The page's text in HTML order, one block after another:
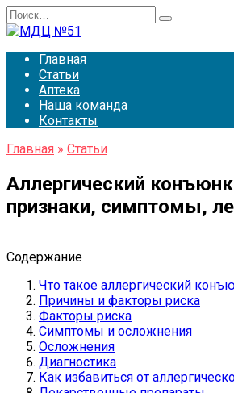
Перейти
к
Search
for:
Главная
Статьи
Аптека
Наша команда
Контакты
Главная » Статьи
Аллергический
признаки, симптомы,
Содержание
Что такое аллергический
Причины и факторы риска
Факторы риска
Симптомы и осложнения
Осложнения
Диагностика
Как избавиться от